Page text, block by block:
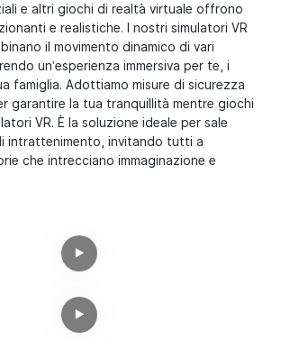
e altri giochi di realtà virtuale offrono
e realistiche. I nostri simulatori VR
il movimento dinamico di vari
un'esperienza immersiva per te, i
famiglia. Adottiamo misure di sicurezza
garantire la tua tranquillità mentre giochi
VR. È la soluzione ideale per sale
intrattenimento, invitando tutti a
che intrecciano immaginazione e